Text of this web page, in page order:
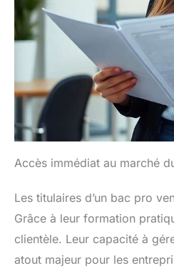
Accès immédiat au marché
Les titulaires d’un bac pro
Grâce à leur formation
clientèle. Leur capacité à
atout majeur pour les